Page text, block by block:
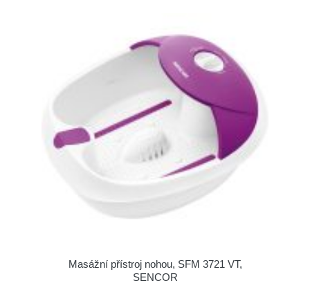
Masážní přístroj nohou, SFM 3721 VT,
SENCOR